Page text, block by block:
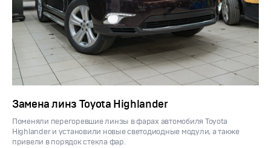
Замена линз Toyota Highlander
Поменяли перегоревшие линзы в фарах автомобиля Toyota
Highlander и установили новые светодиодные модули, а также
привели в порядок стекла фар.